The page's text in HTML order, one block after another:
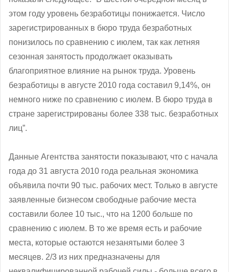
этом году уровень безработицы понижается. Число
зарегистрированных в бюро труда безработных
понизилось по сравнению с июлем, так как летняя
сезонная занятость продолжает оказывать
благоприятное влияние на рынок труда. Уровень
безработицы в августе 2010 года составил 9,14%, он
немного ниже по сравнению с июлем. В бюро труда в
стране зарегистрированы более 338 тыс. безработных
лиц”.
Данные Агентства занятости показывают, что с начала
года до 31 августа 2010 года реальная экономика
объявила почти 90 тыс. рабочих мест. Только в августе
заявленные бизнесом свободные рабочие места
составили более 10 тыс., что на 1200 больше по
сравнению с июлем. В то же время есть и рабочие
места, которые остаются незанятыми более 3
месяцев. 2/3 из них предназначены для